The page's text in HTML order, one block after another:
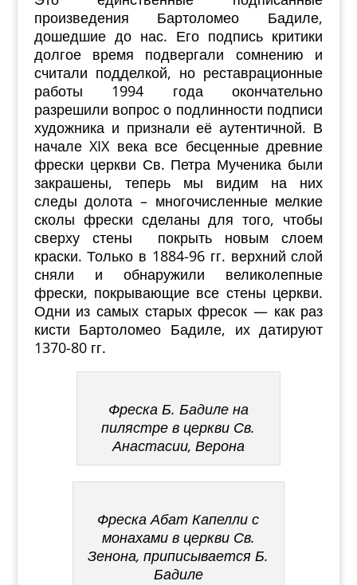
произведения Бартоломео Бадиле,
дошедшие до нас. Его подпись критики
долгое время подвергали сомнению и
считали подделкой, но реставрационные
работы 1994 года окончательно
разрешили вопрос о подлинности подписи
художника и признали её аутентичной. В
начале XIX века все бесценные древние
фрески церкви Св. Петра Мученика были
закрашены, теперь мы видим на них
следы долота – многочисленные мелкие
сколы фрески сделаны для того, чтобы
сверху стены покрыть новым слоем
краски. Только в 1884-96 гг. верхний слой
сняли и обнаружили великолепные
фрески, покрывающие все стены церкви.
Одни из самых старых фресок — как раз
кисти Бартоломео Бадиле, их датируют
1370-80 гг.
Фреска Б. Бадиле на
пилястре в церкви Св.
Анастасии, Верона
Фреска Абат Капелли с
монахами в церкви Св.
Зенона, приписывается Б.
Бадиле